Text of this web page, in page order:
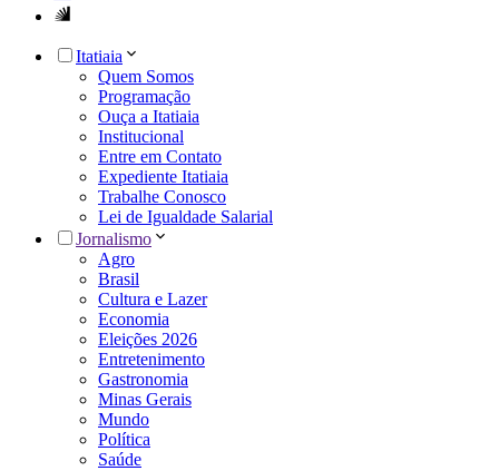
Itatiaia
Quem Somos
Programação
Ouça a Itatiaia
Institucional
Entre em Contato
Expediente Itatiaia
Trabalhe Conosco
Lei de Igualdade Salarial
Jornalismo
Agro
Brasil
Cultura e Lazer
Economia
Eleições 2026
Entretenimento
Gastronomia
Minas Gerais
Mundo
Política
Saúde